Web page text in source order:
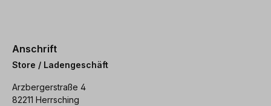
Anschrift
Store / Ladengeschäft
Arzbergerstraße 4
82211 Herrsching